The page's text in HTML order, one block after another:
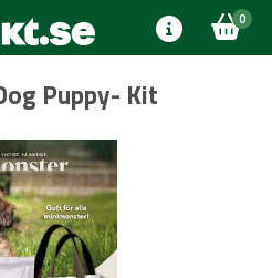
0
Puppy- Kit